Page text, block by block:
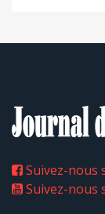
Suivez-nous
Suivez-nous